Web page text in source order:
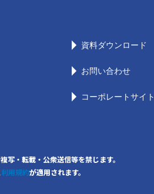
資料ダウンロード
お問い合わせ
コーポレートサイト
・転載・公衆送信等を禁じます。
利用規約が適用されます。